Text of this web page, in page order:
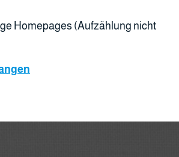
Homepages (Aufzählung nicht